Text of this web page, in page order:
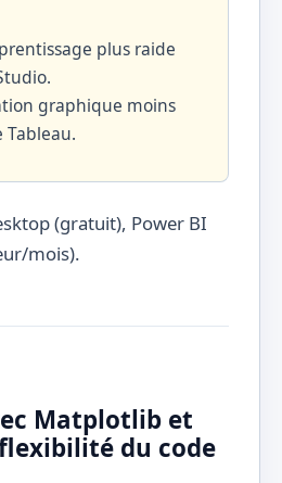
plus raide
graphique moins
Tableau.
(gratuit), Power BI
mois).
Matplotlib et
du code